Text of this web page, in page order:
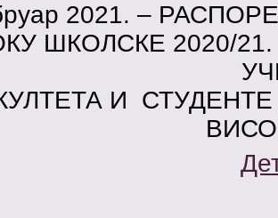
2021. –
ШКОЛСКЕ 2020/
И